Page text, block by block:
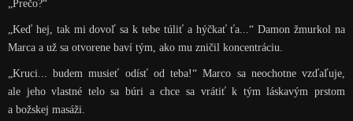
„Prečo?“
„Keď hej, tak mi dovoľ sa k tebe túliť a hýčkať ťa...“ Damon žmurkol na
Marca a už sa otvorene baví tým, ako mu zničil koncentráciu.
„Kruci... budem musieť odísť od teba!“ Marco sa neochotne vzďaľuje,
ale jeho vlastné telo sa búri a chce sa vrátiť k tým láskavým prstom
a božskej masáži.